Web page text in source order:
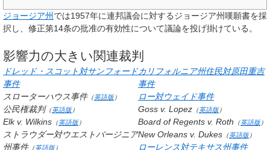
ジョージア州 では1957年に連邦議会に対するジョージア州嘆願書を採
択し、修正第14条の批准の有効性について議論を投げ掛けている。
影響力の大きい関連裁判
ドレッド・スコット対サンフォード
事件
スローターハウス事件（英語版）
公民権裁判（英語版）
Elk v. Wilkins （英語版）
ストラウダー対ウエストバージニア
州事件（英語版）
カリフォルニア州住民対原田重吉
事件
ロー対ウェイド事件
Goss v. Lopez （英語版）
Board of Regents v. Roth （英語版）
New Orleans v. Dukes （英語版）
ローレンス対テキサス州事件